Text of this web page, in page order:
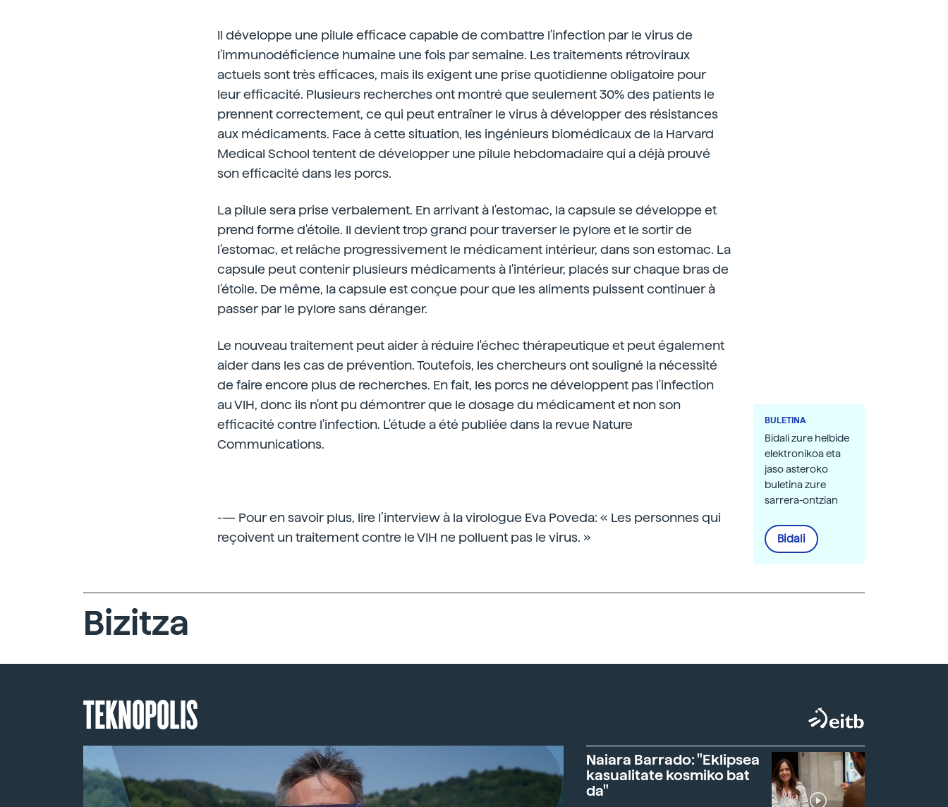
Il développe une pilule efficace capable de combattre l'infection par le virus de
l'immunodéficience humaine une fois par semaine. Les traitements rétroviraux
actuels sont très efficaces, mais ils exigent une prise quotidienne obligatoire pour
leur efficacité. Plusieurs recherches ont montré que seulement 30% des patients le
prennent correctement, ce qui peut entraîner le virus à développer des résistances
aux médicaments. Face à cette situation, les ingénieurs biomédicaux de la Harvard
Medical School tentent de développer une pilule hebdomadaire qui a déjà prouvé
son efficacité dans les porcs.
La pilule sera prise verbalement. En arrivant à l'estomac, la capsule se développe et
prend forme d'étoile. Il devient trop grand pour traverser le pylore et le sortir de
l'estomac, et relâche progressivement le médicament intérieur, dans son estomac. La
capsule peut contenir plusieurs médicaments à l'intérieur, placés sur chaque bras de
l'étoile. De même, la capsule est conçue pour que les aliments puissent continuer à
passer par le pylore sans déranger.
Le nouveau traitement peut aider à réduire l'échec thérapeutique et peut également
aider dans les cas de prévention. Toutefois, les chercheurs ont souligné la nécessité
de faire encore plus de recherches. En fait, les porcs ne développent pas l'infection
au VIH, donc ils n'ont pu démontrer que le dosage du médicament et non son
efficacité contre l'infection. L'étude a été publiée dans la revue Nature
Communications.
-— Pour en savoir plus, lire l’interview à la virologue Eva Poveda: « Les personnes qui
reçoivent un traitement contre le VIH ne polluent pas le virus. »
BULETINA
Bidali zure helbide
elektronikoa eta
jaso asteroko
buletina zure
sarrera-ontzian
Bidali
Bizitza
TEKNOPOLIS
Naiara Barrado: "Eklipsea
kasualitate kosmiko bat
da"